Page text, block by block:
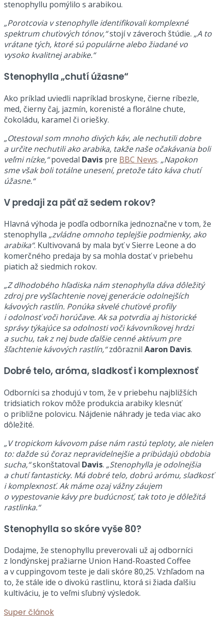
stenophyllu pomýlilo s arabikou.
„Porotcovia v stenophylle identifikovali komplexné
spektrum chuťových tónov,“stojí v záveroch štúdie. „A to
vrátane tých, ktoré sú populárne alebo žiadané vo
vysoko kvalitnej arabike.“
Stenophylla „chutí úžasne“
Ako príklad uviedli napríklad broskyne, čierne ríbezle,
med, čierny čaj, jazmín, korenisté a florálne chute,
čokoládu, karamel či oriešky.
„Otestoval som mnoho divých káv, ale nechutili dobre
a určite nechutili ako arabika, takže naše očakávania boli
veľmi nízke,“povedal Davis pre BBC News. „Napokon
sme však boli totálne unesení, pretože táto káva chutí
úžasne.“
V predaji za päť až sedem rokov?
Hlavná výhoda je podľa odborníka jednoznačne v tom, že
stenophylla „zvládne omnoho teplejšie podmienky, ako
arabika“. Kultivovaná by mala byť v Sierre Leone a do
komerčného predaja by sa mohla dostať v priebehu
piatich až siedmich rokov.
„Z dlhodobého hľadiska nám stenophylla dáva dôležitý
zdroj pre vyšľachtenie novej generácie odolnejších
kávových rastlín. Ponúka skvelé chuťové profily
i odolnosť voči horúčave. Ak sa potvrdia aj historické
správy týkajúce sa odolnosti voči kávovníkovej hrdzi
a suchu, tak z nej bude ďalšie cenné aktívum pre
šľachtenie kávových rastlín,“zdôraznil Aaron Davis.
Dobré telo, aróma, sladkosť i komplexnosť
Odborníci sa zhodujú v tom, že v priebehu najbližších
tridsiatich rokov môže produkcia arabiky klesnúť
o približne polovicu. Nájdenie náhrady je teda viac ako
dôležité.
„V tropickom kávovom páse nám rastú teploty, ale nielen
to: dažde sú čoraz nepravidelnejšie a pribúdajú obdobia
sucha,“skonštatoval Davis. „Stenophylla je odolnejšia
a chutí fantasticky. Má dobré telo, dobrú arómu, sladkosť
i komplexnosť. Ak máme ozaj vážny záujem
o vypestovanie kávy pre budúcnosť, tak toto je dôležitá
rastlinka.“
Stenophylla so skóre vyše 80?
Dodajme, že stenophyllu preverovali už aj odborníci
z londýnskej pražiarne Union Hand-Roasted Coffee
a v cuppingovom teste je dali skóre 80,25. Vzhľadom na
to, že stále ide o divokú rastlinu, ktorá si žiada ďalšiu
kultiváciu, je to veľmi sľubný výsledok.
Super článok